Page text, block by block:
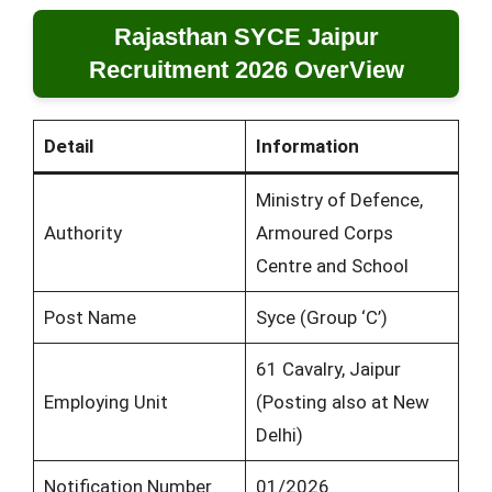
Rajasthan SYCE Jaipur
Recruitment 2026 OverView
Detail Information
Authority
Ministry of Defence,
Armoured Corps
Centre and School
Post Name Syce (Group ‘C’)
Employing Unit
61 Cavalry, Jaipur
(Posting also at New
Delhi)
Notification Number 01/2026